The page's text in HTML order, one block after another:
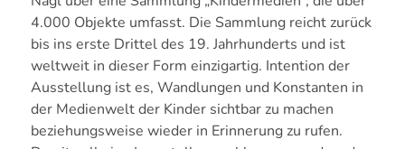
4.000 Objekte umfasst. Die Sammlung reicht zurück
bis ins erste Drittel des 19. Jahrhunderts und ist
weltweit in dieser Form einzigartig. Intention der
Ausstellung ist es, Wandlungen und Konstanten in
der Medienwelt der Kinder sichtbar zu machen
beziehungsweise wieder in Erinnerung zu rufen.